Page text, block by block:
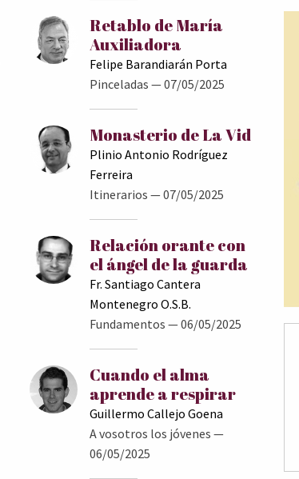
Retablo de María
Auxiliadora
Felipe Barandiarán Porta
Pinceladas — 07/05/2025
Monasterio de La Vid
Plinio Antonio Rodríguez
Ferreira
Itinerarios — 07/05/2025
Relación orante con
el ángel de la guarda
Fr. Santiago Cantera
Montenegro O.S.B.
Fundamentos — 06/05/2025
Cuando el alma
aprende a respirar
Guillermo Callejo Goena
A vosotros los jóvenes —
06/05/2025